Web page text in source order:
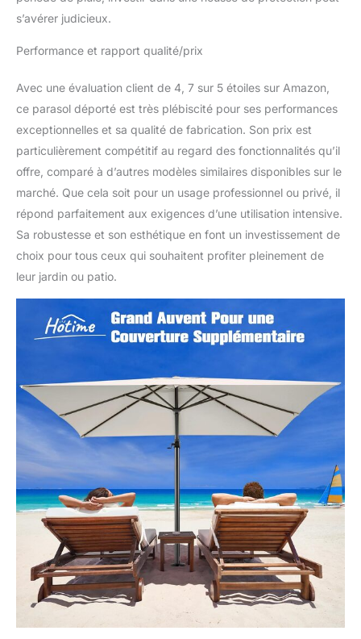
conception intuitive qui
Parfait pour tout espace
assemblage convivial
vous permet de passer
plus de temps à vous
détendre et moins de
Regardez notre vidéo et
notre manuel
d'installation pour
apprendre à installer
d'utilisation】Base en
croix incluse,
contrepoids non fournis.
explorez nos bases
compatibles. Fermez le
parasol par vent fort ou
pluie intense pour éviter
tout dommage et
prolonger sa durée de
vie.
s’avérer judicieux.
Performance et rapport qualité/prix
Avec une évaluation client de 4, 7 sur 5 étoiles sur Amazon,
ce parasol déporté est très plébiscité pour ses performances
exceptionnelles et sa qualité de fabrication. Son prix est
particulièrement compétitif au regard des fonctionnalités qu’il
offre, comparé à d’autres modèles similaires disponibles sur le
marché. Que cela soit pour un usage professionnel ou privé, il
répond parfaitement aux exigences d’une utilisation intensive.
Sa robustesse et son esthétique en font un investissement de
choix pour tous ceux qui souhaitent profiter pleinement de
leur jardin ou patio.